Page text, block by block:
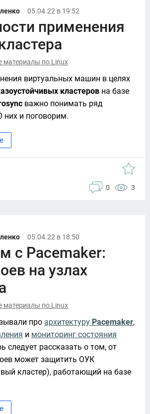
05.04.22 в 19:52
применения
материалы по Linux
виртуальных машин в целях
кластеров
важно понимать ряд
них и поговорим.
0 3
05.04.22 в 18:50
с Pacemaker:
на узлах
материалы по Linux
про архитектуру Pacemaker,
и мониторинг состояния
следует рассказать о том, от
может защитить ОУК